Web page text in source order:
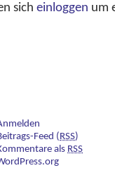
sich einloggen um
Feed (RSS)
als RSS